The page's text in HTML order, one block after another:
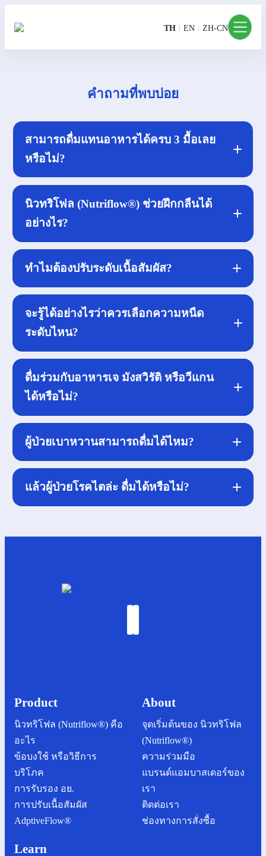
TH EN ZH-CN
คำถามที่พบบ่อย
สามารถดื่มแทนอาหารได้ครบ 3 มื้อเลย
หรือไม่?
นิวทริโฟล (Nutriflow®) ช่วยฝึกกลืนได้
อย่างไร?
ทำไมต้องปรับระดับเนื้อสัมผัส?
จะรู้ได้อย่างไรว่าควรเลือกความหนืด
ระดับไหน?
แบบทดสอบ EAT-10
ดื่มร่วมกับอาหารเจ มังสวิรัติ หรือวีแกน
ได้หรือไม่?
ผู้ป่วยเบาหวานสามารถดื่มได้ไหม?
แล้วผู้ป่วยโรคไตล่ะ ดื่มได้หรือไม่?
Product
นิวทริโฟล (Nutriflow®) คือ
อะไร
ข้อบงใช้ หรือวิธีการ
บริโภค
การรับรอง อย.
การปรับเนื้อสัมผัส
AdptiveFlow®
About
จุดเริ่มต้นของ นิวทริโฟล
(Nutriflow®)
ความร่วมมือ
แบรนด์แอมบาสเดอร์ของ
เรา
ติดต่อเรา
ช่องทางการสั่งซื้อ
Learn